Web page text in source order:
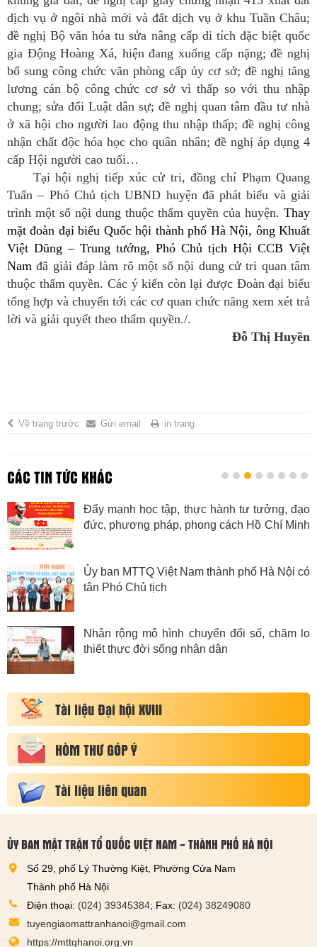
dịch vụ ở ngôi nhà mới và đất dịch vụ ở khu Tuần Châu;
đề nghị Bộ văn hóa tu sửa nâng cấp di tích đặc biệt quốc
gia Động Hoàng Xá, hiện đang xuống cấp nặng; đề nghị
bổ sung công chức văn phòng cấp ủy cơ sở; đề nghị tăng
lương cán bộ công chức cơ sở vì thấp so với thu nhập
chung; sửa đổi Luật dân sự; đề nghị quan tâm đầu tư nhà
ở xã hội cho người lao động thu nhập thấp; đề nghị công
nhận chất độc hóa học cho quân nhân; đề nghị áp dụng 4
cấp Hội người cao tuổi…
Tại hội nghị tiếp xúc cử tri, đồng chí Phạm Quang
Tuấn – Phó Chủ tịch UBND huyện đã phát biểu và giải
trình một số nội dung thuộc thẩm quyền của huyện. Thay
mặt đoàn đại biểu Quốc hội thành phố Hà Nội, ông Khuất
Việt Dũng – Trung tướng, Phó Chủ tịch Hội CCB Việt
Namđã giải đáp làm rõ một số nội dung cử tri quan tâm
thuộc thẩm quyền. Các ý kiến còn lại được Đoàn đại biểu
tổng hợp và chuyển tới các cơ quan chức năng xem xét trả
lời và giải quyết theo thẩm quyền./.
Đỗ Thị Huyền
Về trang trước Gửi email in trang
CÁC TIN TỨC KHÁC
Đẩy mạnh học tập, thực hành tư tưởng, đạo
đức, phương pháp, phong cách Hồ Chí Minh
Ủy ban MTTQ Việt Nam thành phố Hà Nội có
tân Phó Chủ tịch
Nhân rộng mô hình chuyển đổi số, chăm lo
thiết thực đời sống nhân dân
Tài liệu Đại hội XVIII
HÒM THƯ GÓP Ý
Tài liệu liên quan
ỦY BAN MẶT TRẬN TỔ QUỐC VIỆT NAM - THÀNH PHỐ HÀ NỘI
Số 29, phố Lý Thường Kiệt, Phường Cửa Nam
Thành phố Hà Nội
Điện thoại: (024) 39345384; Fax: (024) 38249080
tuyengiaomattranhanoi@gmail.com
https://mttqhanoi.org.vn